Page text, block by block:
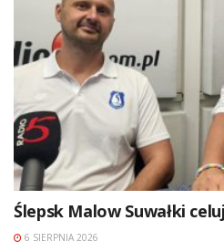
Ślepsk Malow Suwałki
6 SIERPNIA 2026